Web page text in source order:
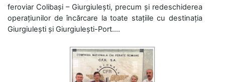
feroviar Colibași – Giurgiulești, precum și redeschiderea
operațiunilor de încărcare la toate stațiile cu destinația
Giurgiulești și Giurgiulești-Port....